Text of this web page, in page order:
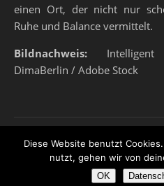
einen Ort, der nicht nur
Ruhe und Balance vermittelt.
Bildnachweis:
DimaBerlin / Adobe Stock
Ashe Theme
Diese Website benutzt
nutzt, gehen wir von
OK